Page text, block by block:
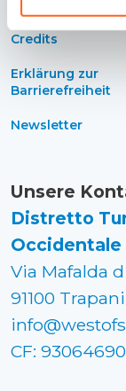
Credits
Erklärung zur
Barrierefreiheit
Newsletter
Unsere
Distretto
Occidentale
Via Mafalda
91100
CF: